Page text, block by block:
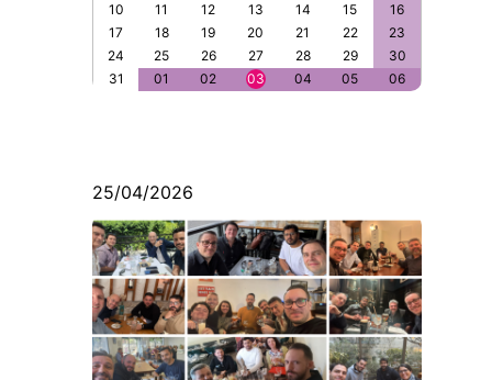
10
11 12 13 14 15
16
17
18 19 20 21 22
23
24
25 26 27 28 29
30
31
01 02 03 04 05 06
25/04/2026